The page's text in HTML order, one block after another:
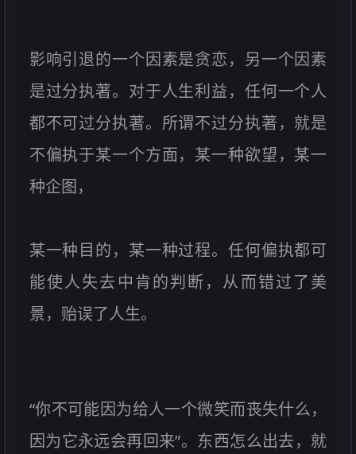
影响引退的一个因素是贪恋，另一个因素
是过分执著。对于人生利益，任何一个人
都不可过分执著。所谓不过分执著，就是
不偏执于某一个方面，某一种欲望，某一
种企图，
某一种目的，某一种过程。任何偏执都可
能使人失去中肯的判断，从而错过了美
景，贻误了人生。
“你不可能因为给人一个微笑而丧失什么，
因为它永远会再回来”。东西怎么出去，就